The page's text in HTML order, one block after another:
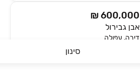
סינון
₪ 600,000
אבן גבירול
דירה, עפולה